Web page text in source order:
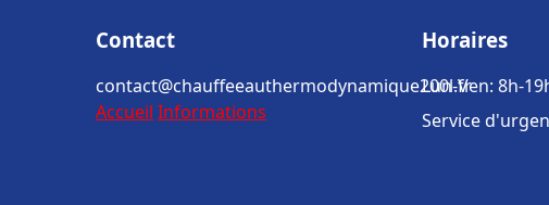
Contact
contact@chauffeeauthermodynamique200l.fr
Accueil Informations
Horaires
Lun-Ven: 8h-
Service